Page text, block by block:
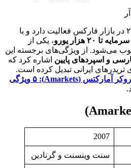
بروکر آمارکتس از سال ۲۰۰۷ در بازار فارکس فعالیت دارد و با
تا ۲۰ هزار یورو
، یکی از
می‌شود. از ویژگی‌های برجسته این
و اسپردهای پایین اشاره کرد که
تریدرهای ایرانی تبدیل کرده است.
بروکر آمارکتس (Amarkets): ۵ ویژگی
2007
سنت وینسنت و گرنادین